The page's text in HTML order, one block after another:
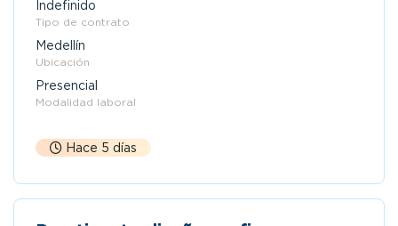
Indefinido
Tipo de contrato
Medellín
Ubicación
Presencial
Modalidad laboral
Hace 5 días